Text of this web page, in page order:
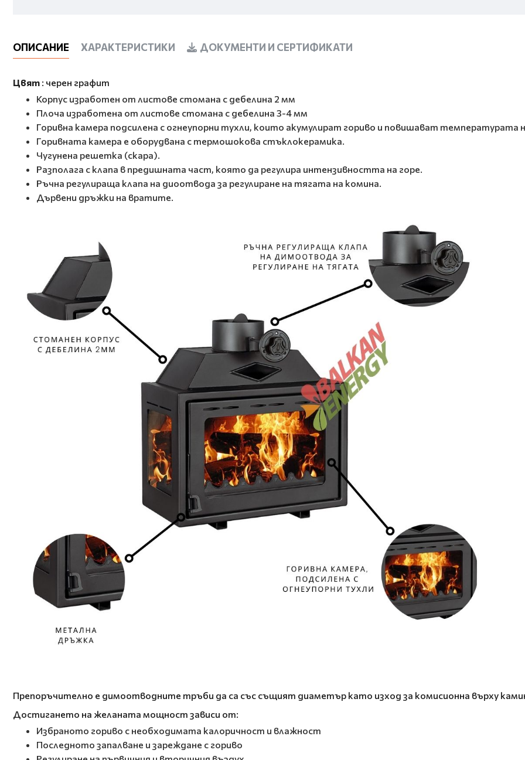
ОПИСАНИЕ ХАРАКТЕРИСТИКИ ДОКУМЕНТИ И СЕРТИФИКАТИ
Цвят : черен графит
Корпус изработен от листове стомана с дебелина 2 мм
Плоча изработена от листове стомана с дебелина 3-4 мм
Горивна камера подсилена с огнеупорни тухли, които акумулират гориво и повишават температурата
Горивната камера е оборудвана с термошокова стъклокерамика.
Чугунена решетка (скара).
Разполага с клапа в предишната част, която да регулира интензивността на горе.
Ръчна регулираща клапа на диоотвода за регулиране на тягата на комина.
Дървени дръжки на вратите.
Препоръчително е димоотводните тръби да са със същият диаметър като изход за комисионна върху
Достигането на желаната мощност зависи от:
Избраното гориво с необходимата калоричност и влажност
Последното запалване и зареждане с гориво